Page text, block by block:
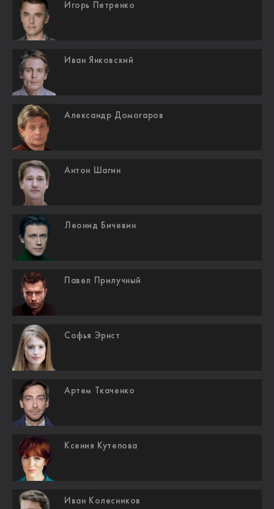
Игорь Петренко
Иван Янковский
Александр Домогаров
Антон Шагин
Леонид Бичевин
Павел Прилучный
Софья Эрнст
Артем Ткаченко
Ксения Кутепова
Иван Колесников